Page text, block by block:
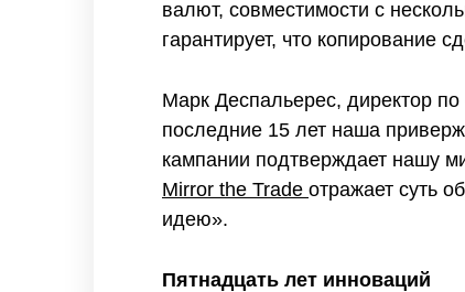
валют, совместимости с
гарантирует, что копирование
Марк Деспальерес, директор
последние 15 лет наша
кампании подтверждает нашу
Mirror the Trade отражает суть
идею».
Пятнадцать лет инноваций